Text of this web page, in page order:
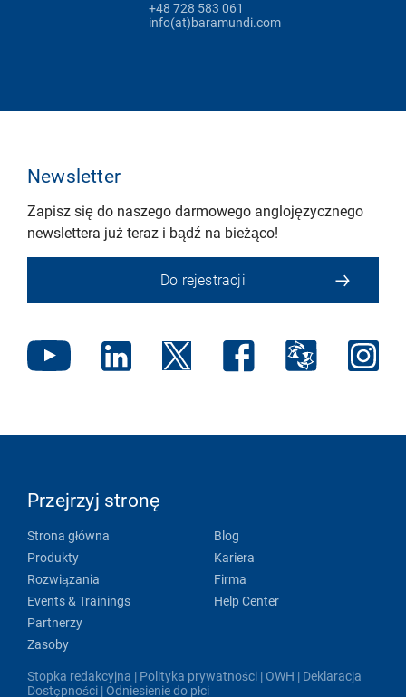
+48 728 583 061
info(at)baramundi.com
Newsletter
Zapisz się do naszego darmowego anglojęzycznego
newslettera już teraz i bądź na bieżąco!
Do rejestracji
Przejrzyj stronę
Strona główna
Produkty
Rozwiązania
Events & Trainings
Partnerzy
Zasoby
Blog
Kariera
Firma
Help Center
Stopka redakcyjna | Polityka prywatności | OWH | Deklaracja
Dostępności | Odniesienie do płci